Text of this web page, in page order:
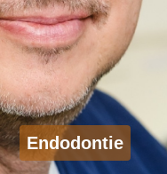
Endodontie